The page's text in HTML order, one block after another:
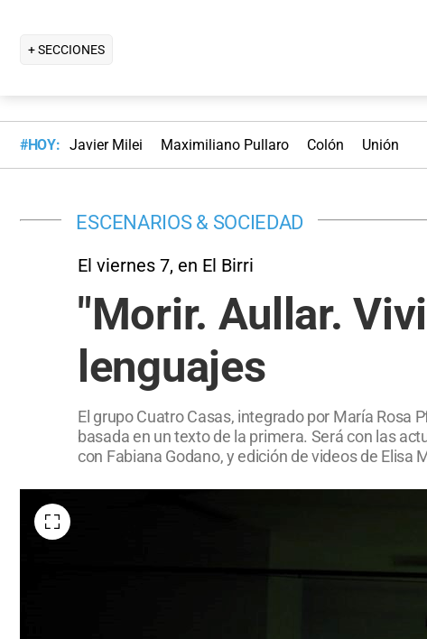
+ SECCIONES
#HOY: Javier Milei Maximiliano Pullaro Colón Unión
ESCENARIOS & SOCIEDAD
El viernes 7, en El Birri
"Morir. Aullar.
lenguajes
El grupo Cuatro Casas, integrado por María Rosa
basada en un texto de la primera. Será con las
con Fabiana Godano, y edición de videos de Elisa